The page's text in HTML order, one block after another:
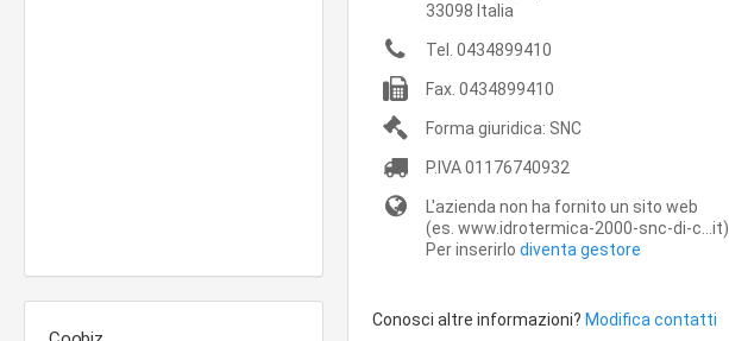
33098 Italia
Tel. 0434899410
Fax. 0434899410
Forma giuridica: SNC
P.IVA01176740932
L'azienda non ha fornito un sito web
(es. www.idrotermica-2000-snc-di-c...it)
Per inserirlo diventa gestore
Conosci altre informazioni? Modifica contatti